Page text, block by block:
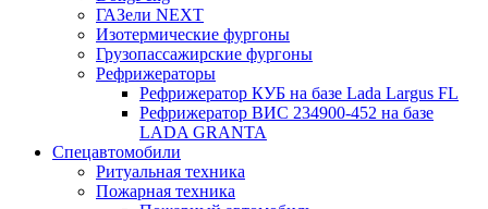
ГАЗели NEXT
Изотермические фургоны
Грузопассажирские фургоны
Рефрижераторы
Рефрижератор КУБ на базе Lada Largus FL
Рефрижератор ВИС 234900-452 на базе
LADA GRANTA
Спецавтомобили
Ритуальная техника
Пожарная техника